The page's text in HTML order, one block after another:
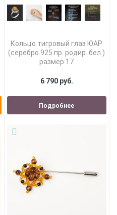
Кольцо тигровый глаз ЮАР
(серебро 925 пр. родир. бел.)
размер 17
6 790 руб.
Подробнее